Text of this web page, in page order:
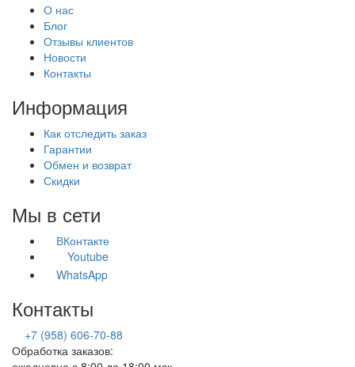
О нас
Блог
Отзывы клиентов
Новости
Контакты
Информация
Как отследить заказ
Гарантии
Обмен и возврат
Скидки
Мы в сети
ВКонтакте
Youtube
WhatsApp
Контакты
+7 (958) 606-70-88
Обработка заказов: